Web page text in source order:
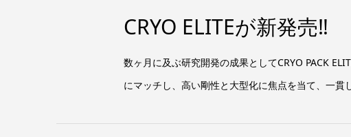
CRYO ELITEが新発売‼
数ヶ月に及ぶ研究開発の成果としてCRYO PACK
にマッチし、高い剛性と大型化に焦点を当て、一